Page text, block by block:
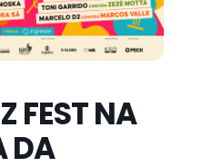
FEST NA
DA